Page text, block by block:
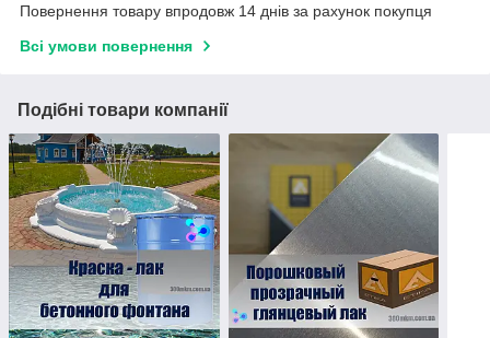
Повернення товару впродовж 14 днів за рахунок покупця
Всі умови повернення
Подібні товари компанії